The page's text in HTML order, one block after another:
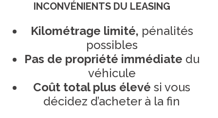
INCONVÉNIENTS DU LEASING
Kilométrage limité, pénalités
possibles
Pas de propriété immédiate du
véhicule
Coût total plus élevé si vous
décidez d’acheter à la fin